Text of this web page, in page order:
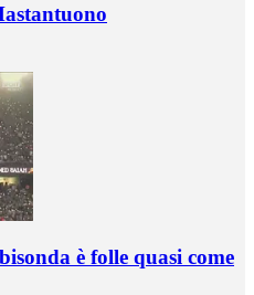
è folle quasi come